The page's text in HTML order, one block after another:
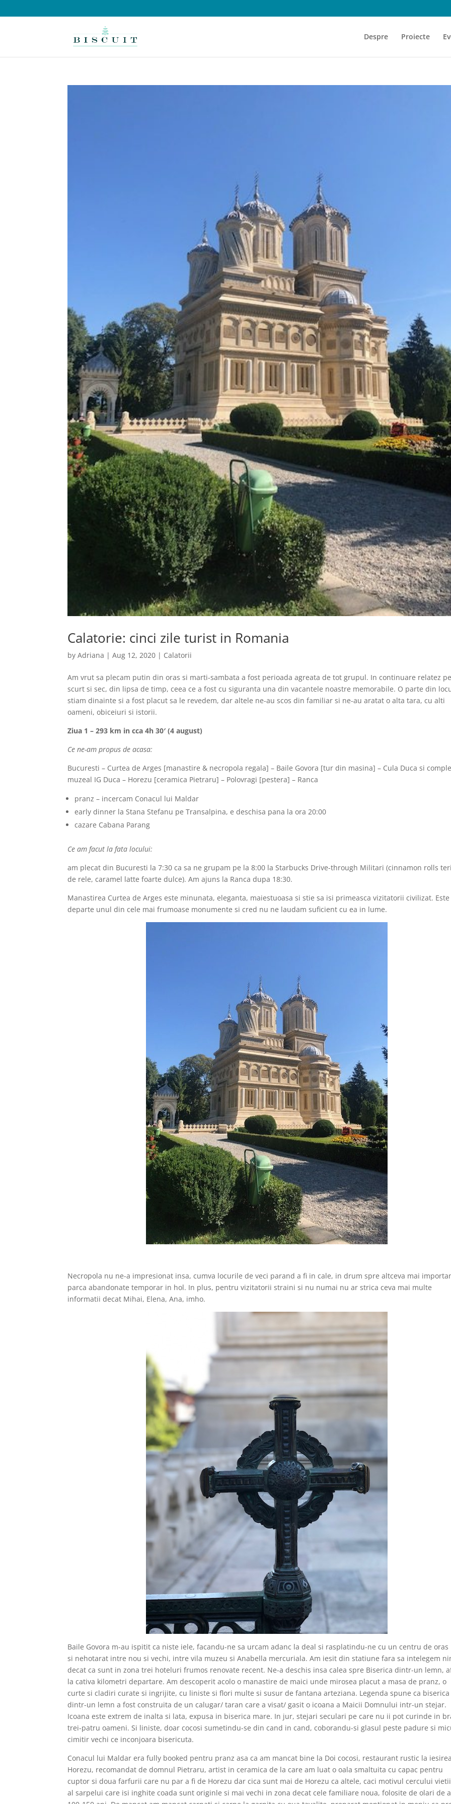
Despre Proiecte
Calatorie: cinci zile turist in Romania
byAdriana |Aug 12, 2020 | Calatorii
Am vrut sa plecam putin din oras si marti-sambata a fost perioada agreata de tot grupul. In continuare relatez
scurt si sec, din lipsa de timp, ceea ce a fost cu siguranta una din vacantele noastre memorabile. O parte din
stiam dinainte si a fost placut sa le revedem, dar altele ne-au scos din familiar si ne-au aratat o alta tara, cu alti
oameni, obiceiuri si istorii.
Ziua 1 – 293 km in cca 4h 30′ (4 august)
Ce ne-am propus de acasa:
Bucuresti – Curtea de Arges [manastire & necropola regala] – Baile Govora [tur din masina] – Cula Duca si
muzeal IG Duca – Horezu [ceramica Pietraru] – Polovragi [pestera] – Ranca
pranz – incercam Conacul lui Maldar
early dinner la Stana Stefanu pe Transalpina, e deschisa pana la ora 20:00
cazare Cabana Parang
Ce am facut la fata locului:
am plecat din Bucuresti la 7:30 ca sa ne grupam pe la 8:00 la Starbucks Drive-through Militari (cinnamon rolls
de rele, caramel latte foarte dulce). Am ajuns la Ranca dupa 18:30.
Manastirea Curtea de Arges este minunata, eleganta, maiestuoasa si stie sa isi primeasca vizitatorii civilizat.
departe unul din cele mai frumoase monumente si cred nu ne laudam suficient cu ea in lume.
Necropola nu ne-a impresionat insa, cumva locurile de veci parand a fi in cale, in drum spre altceva mai
parca abandonate temporar in hol. In plus, pentru vizitatorii straini si nu numai nu ar strica ceva mai multe
informatii decat Mihai, Elena, Ana, imho.
Baile Govora m-au ispitit ca niste iele, facandu-ne sa urcam adanc la deal si rasplatindu-ne cu un centru de oras
si nehotarat intre nou si vechi, intre vila muzeu si Anabella mercuriala. Am iesit din statiune fara sa intelegem
decat ca sunt in zona trei hoteluri frumos renovate recent. Ne-a deschis insa calea spre Biserica dintr-un lemn,
la cativa kilometri departare. Am descoperit acolo o manastire de maici unde mirosea placut a masa de pranz, o
curte si cladiri curate si ingrijite, cu liniste si flori multe si susur de fantana arteziana. Legenda spune ca biserica
dintr-un lemn a fost construita de un calugar/ taran care a visat/ gasit o icoana a Maicii Domnului intr-un stejar.
Icoana este extrem de inalta si lata, expusa in biserica mare. In jur, stejari seculari pe care nu ii pot curinde in
trei-patru oameni. Si liniste, doar cocosi sumetindu-se din cand in cand, coborandu-si glasul peste padure si
cimitir vechi ce inconjoara bisericuta.
Conacul lui Maldar era fully booked pentru pranz asa ca am mancat bine la Doi cocosi, restaurant rustic la
Horezu, recomandat de domnul Pietraru, artist in ceramica de la care am luat o oala smaltuita cu capac pentru
cuptor si doua farfurii care nu par a fi de Horezu dar cica sunt mai de Horezu ca altele, caci motivul cercului
al sarpelui care isi inghite coada sunt originle si mai vechi in zona decat cele familiare noua, folosite de olari de